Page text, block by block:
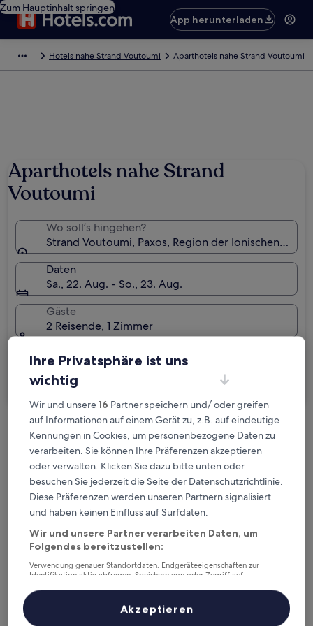
Zum Hauptinhalt springen
App herunterladen
Hotels nahe Strand Voutoumi Aparthotels nahe Strand Voutoumi
Aparthotels nahe Strand
Voutoumi
Wo soll’s hingehen?
Strand Voutoumi, Paxos, Region der Ionischen
Daten
Sa., 22. Aug. - So., 23. Aug.
Gäste
2 Reisende, 1 Zimmer
Kostenlose Stornierung bei
Planänderungen
Verdiene Prämien für jede
wahrgenommene Übernachtung
Mehr sparen mit Preisen für Mitglieder
Überprüfe die Preise für diese Daten
Ihre Privatsphäre ist uns
wichtig
Wir und unsere16 Partner speichern und/ oder greifen
auf Informationen auf einem Gerät zu, z.B. auf eindeutige
Kennungen in Cookies, um personenbezogene Daten zu
verarbeiten. Sie können Ihre Präferenzen akzeptieren
oder verwalten. Klicken Sie dazu bitte unten oder
besuchen Sie jederzeit die Seite der Datenschutzrichtlinie.
Diese Präferenzen werden unseren Partnern signalisiert
und haben keinen Einfluss auf Surfdaten.
Wir und unsere Partner verarbeiten Daten, um
Folgendes bereitzustellen:
Verwendung genauer Standortdaten. Endgeräteeigenschaften zur
Identifikation aktiv abfragen. Speichern von oder Zugriff auf
Inhalte, Messung von Werbeleistung und der Performance von Inhalten,
Zielgruppenforschung sowie Entwicklung und Verbesserung von
Akzeptieren